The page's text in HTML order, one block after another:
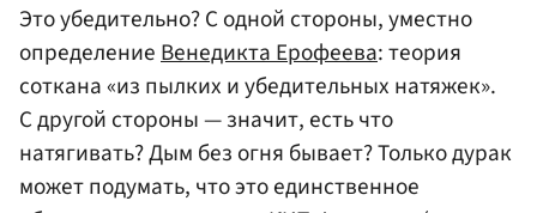
Это убедительно? С одной стороны, уместно
определениеВенедикта Ерофеева: теория
соткана «из пылких и убедительных натяжек».
С другой стороны — значит, есть что
натягивать? Дым без огня бывает? Только дурак
может подумать, что это единственное